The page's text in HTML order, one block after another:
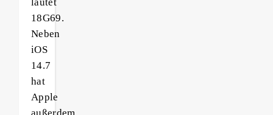
18G69.
Neben
iOS
14.7
hat
Apple